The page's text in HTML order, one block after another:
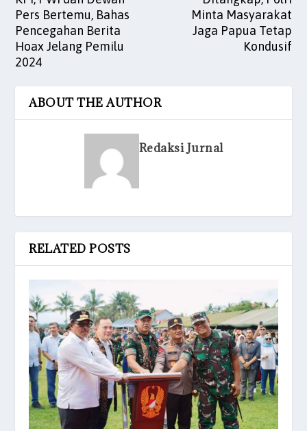
Pers Bertemu, Bahas
Pencegahan Berita
Hoax Jelang Pemilu
2024
Minta Masyarakat
Jaga Papua Tetap
Kondusif
ABOUT THE AUTHOR
Redaksi Jurnal
RELATED POSTS